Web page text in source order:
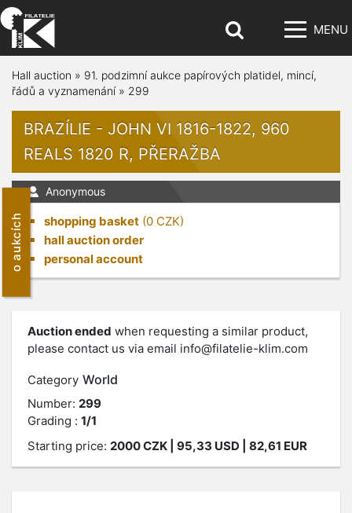
MENU
o aukcích
Hall auction » 91. podzimní aukce papírových platidel, mincí,
řádů a vyznamenání » 299
BRAZÍLIE - JOHN VI 1816-1822, 960
REALS 1820 R, PŘERAŽBA
Anonymous
shopping basket (0 CZK)
hall auction order
personal account
Auction ended when requesting a similar product,
please contact us via email info@filatelie-klim.com
Category World
Number: 299
Grading : 1/1
Starting price: 2000CZK | 95,33 USD | 82,61 EUR